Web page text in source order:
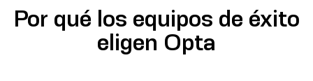
Por qué los equipos de éxito
eligen Opta